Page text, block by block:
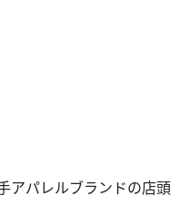
アパレルブランドの店頭